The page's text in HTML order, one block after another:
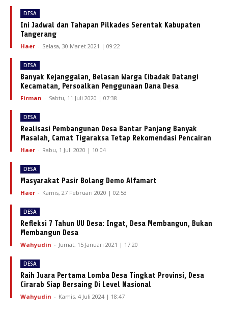
DESA
Ini Jadwal dan Tahapan Pilkades Serentak Kabupaten
Tangerang
Haer - Selasa, 30 Maret 2021 | 09:22
DESA
Banyak Kejanggalan, Belasan Warga Cibadak Datangi
Kecamatan, Persoalkan Penggunaan Dana Desa
Firman - Sabtu, 11 Juli 2020 | 07:38
DESA
Realisasi Pembangunan Desa Bantar Panjang Banyak
Masalah, Camat Tigaraksa Tetap Rekomendasi Pencairan
Haer - Rabu, 1 Juli 2020 | 10:04
DESA
Masyarakat Pasir Bolang Demo Alfamart
Haer - Kamis, 27 Februari 2020 | 02:53
DESA
Refleksi 7 Tahun UU Desa: Ingat, Desa Membangun, Bukan
Membangun Desa
Wahyudin - Jumat, 15 Januari 2021 | 17:20
DESA
Raih Juara Pertama Lomba Desa Tingkat Provinsi, Desa
Cirarab Siap Bersaing Di Level Nasional
Wahyudin - Kamis, 4 Juli 2024 | 18:47